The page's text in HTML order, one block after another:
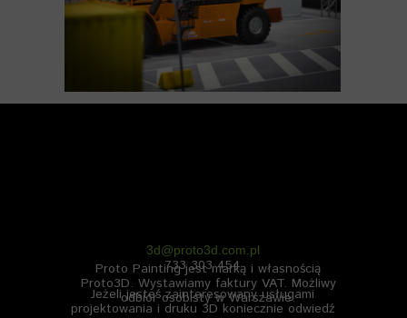
3d@proto3d.com.pl
733 303 454
Jeżeli jesteś zainteresowany usługami
projektowania i druku 3D koniecznie odwiedź
Proto Painting jest marką i własnością
Proto3D. Wystawiamy faktury VAT. Możliwy
odbiór osobisty w Warszawie.